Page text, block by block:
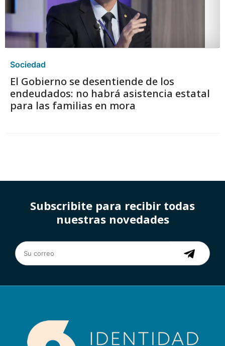
Sociedad
El Gobierno se desentiende de los
endeudados: no habrá asistencia estatal
para las familias en mora
Subscribite para recibir todas
nuestras novedades